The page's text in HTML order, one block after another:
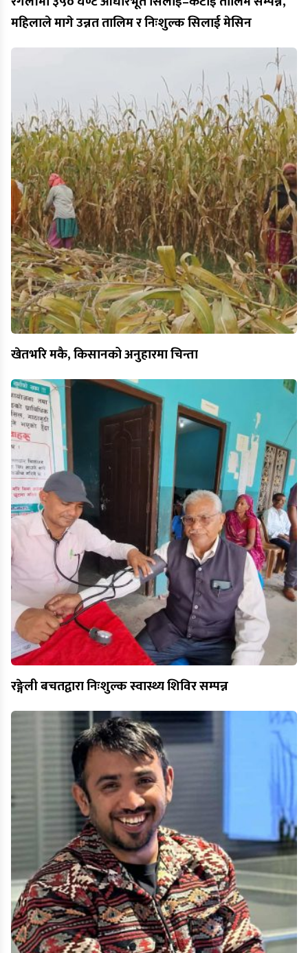
महिलाले मागे उन्नत तालिम र निःशुल्क सिलाई मेसिन
खेतभरि मकै, किसानको अनुहारमा चिन्ता
रङ्गेली बचतद्वारा निःशुल्क स्वास्थ्य शिविर सम्पन्न